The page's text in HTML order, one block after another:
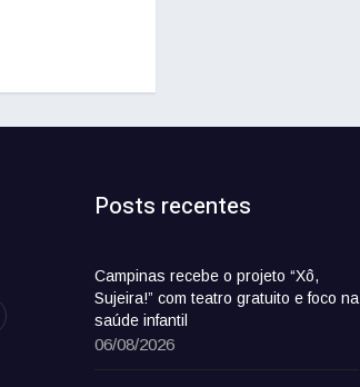
Posts recentes
Campinas recebe o projeto “Xô,
Sujeira!” com teatro gratuito e foco na
saúde infantil
06/08/2026